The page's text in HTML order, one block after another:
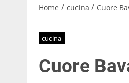
Home / cucina / Cuore
cucina
Cuore